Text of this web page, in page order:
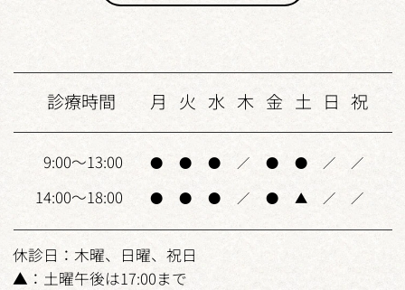
診療時間 月 火 水 木 金 土 日 祝
9:00～13:00 ● ● ● ／ ● ● ／ ／
14:00～18:00 ● ● ● ／ ● ▲ ／ ／
休診日：木曜、日曜、祝日
▲：土曜午後は17:00まで